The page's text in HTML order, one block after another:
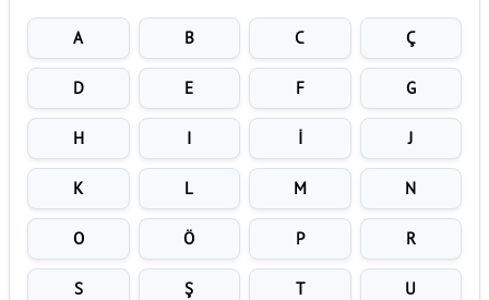
A B C Ç
D E F G
H I İ J
K L M N
O Ö P R
S Ş T U